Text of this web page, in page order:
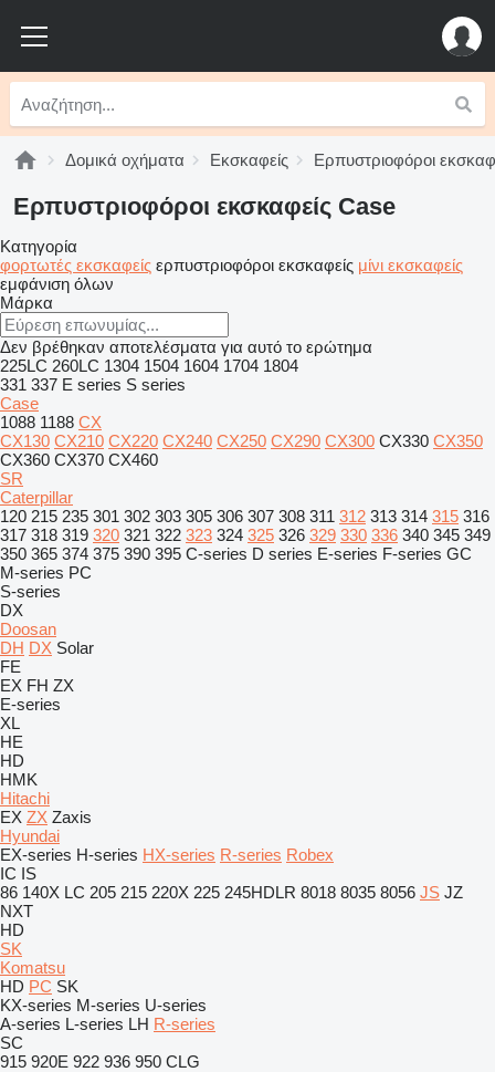
Δομικά οχήματα Εκσκαφείς Ερπυστριοφόροι
Ερπυστριοφόροι εκσκαφείς Case
Κατηγορία
φορτωτές εκσκαφείς ερπυστριοφόροι εκσκαφείς μίνι εκσκαφείς
εμφάνιση όλων
Μάρκα
Δεν βρέθηκαν αποτελέσματα για αυτό το ερώτημα
225LC 260LC 1304 1504 1604 1704 1804
331 337 E series S series
Case
1088 1188 CX
CX130 CX210 CX220 CX240 CX250 CX290 CX300 CX330 CX350
CX360 CX370 CX460
SR
Caterpillar
120 215 235 301 302 303 305 306 307 308 311 312 313 314 315 316
317 318 319 320 321 322 323 324 325 326 329 330 336 340 345 349
350 365 374 375 390 395 C-series D series E-series F-series GC
M-series PC
S-series
DX
Doosan
DH DX Solar
FE
EX FH ZX
E-series
XL
HE
HD
HMK
Hitachi
EX ZX Zaxis
Hyundai
EX-series H-series HX-series R-series Robex
IC IS
86 140X LC 205 215 220X 225 245HDLR 8018 8035 8056 JS JZ
NXT
HD
SK
Komatsu
HD PC SK
KX-series M-series U-series
A-series L-series LH R-series
SC
915 920E 922 936 950 CLG